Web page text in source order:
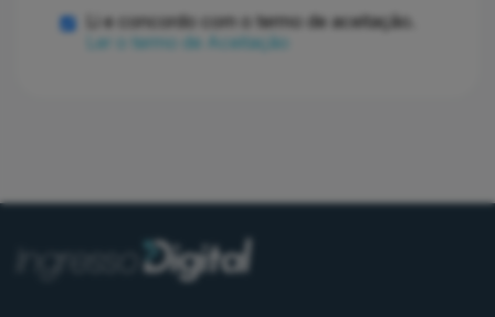
Li e concordo com o termo de aceitação.
Ler o termo de Aceitação